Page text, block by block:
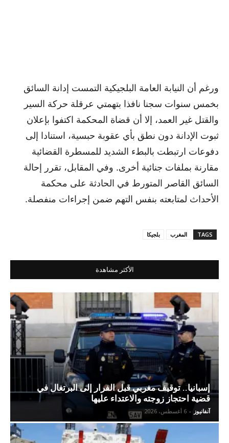
ورغم أن النيابة العامة البلجيكية التمست إدانة السائق
بخمس سنوات سجنا نافذا بتهمتي عرقلة حركة السير
والقتل غير العمد، إلا أن قضاة المحكمة اكتفوا بإعلان
ثبوت الإدانة دون نطق بأي عقوبة حبسية، استنادا إلى
دفوعات ارتبطت بالبطء الشديد للمسطرة القضائية
مقارنة بملفات جنائية أخرى. وفي المقابل، تقرر إحالة
السائق القاصر المتورط في الحادثة على محكمة
الأحداث لمتابعته بنفس التهم ضمن إجراءات منفصلة.
TAGS المغرب بلجيكا
الأكثر مشاهدة
إسبانيا.. توقيف مغربي قبل الفرار إلى البرتغال في
قضية احتجاز زوجته والاعتداء عليها
آنفانيوز - 6 أغسطس، 2026